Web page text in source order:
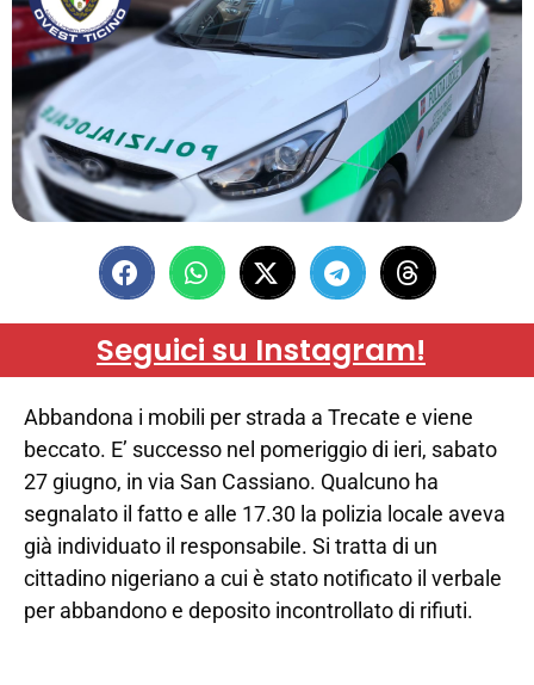
Seguici su Instagram!
Abbandona i mobili per strada a Trecate e viene
beccato. E’ successo nel pomeriggio di ieri, sabato
27 giugno, in via San Cassiano. Qualcuno ha
segnalato il fatto e alle 17.30 la polizia locale aveva
già individuato il responsabile. Si tratta di un
cittadino nigeriano a cui è stato notificato il verbale
per abbandono e deposito incontrollato di rifiuti.